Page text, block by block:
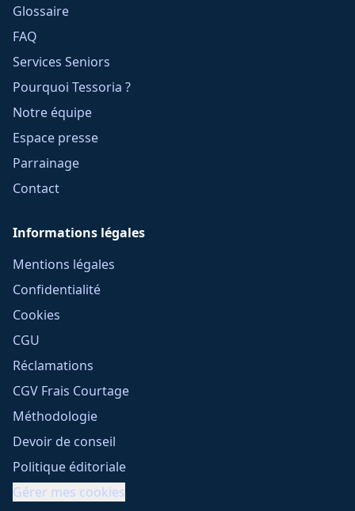
Glossaire
FAQ
Services Seniors
Pourquoi Tessoria ?
Notre équipe
Espace presse
Parrainage
Contact
Informations légales
Mentions légales
Confidentialité
Cookies
CGU
Réclamations
CGV Frais Courtage
Méthodologie
Devoir de conseil
Politique éditoriale
Gérer mes cookies